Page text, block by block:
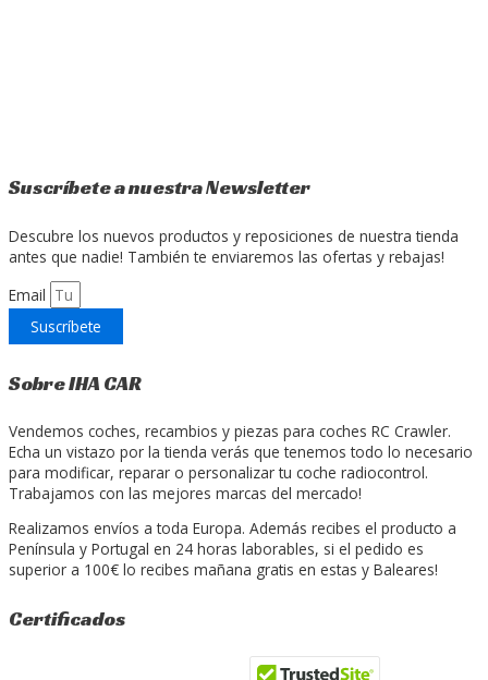
Suscríbete a nuestra Newsletter
Descubre los nuevos productos y reposiciones de nuestra tienda
antes que nadie! También te enviaremos las ofertas y rebajas!
Email
Suscríbete
Sobre IHA CAR
Vendemos coches, recambios y piezas para coches RC Crawler.
Echa un vistazo por la tienda verás que tenemos todo lo necesario
para modificar, reparar o personalizar tu coche radiocontrol.
Trabajamos con las mejores marcas del mercado!
Realizamos envíos a toda Europa. Además recibes el producto a
Península y Portugal en 24 horas laborables, si el pedido es
superior a 100€ lo recibes mañana gratis en estas y Baleares!
Certificados